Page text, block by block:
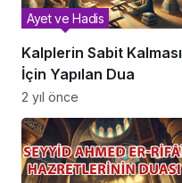
Kalplerin Sabit Kalması
İçin Yapılan Dua
Ayet ve Hadis
2 yıl önce